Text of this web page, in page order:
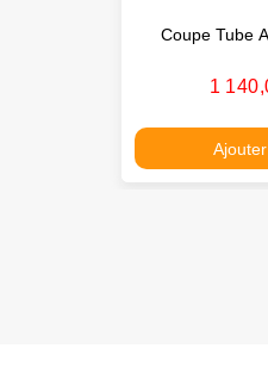
Coupe Tube
Prix
1